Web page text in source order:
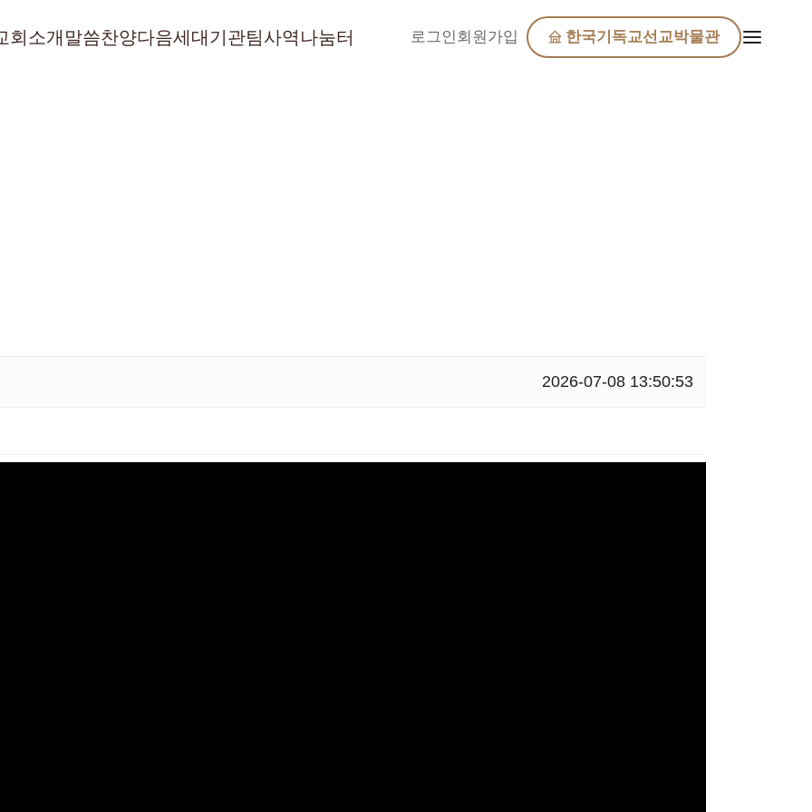
회소개 말씀찬양다음세대기관팀사역 나눔터 로그인회원가입 한국기독교선교박물관
2026-07-08 13:50:53